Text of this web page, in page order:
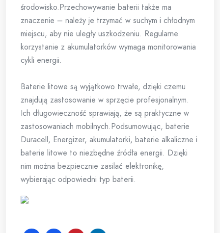
środowisko.Przechowywanie baterii także ma
znaczenie – należy je trzymać w suchym i chłodnym
miejscu, aby nie uległy uszkodzeniu. Regularne
korzystanie z akumulatorków wymaga monitorowania
cykli energii.
Baterie litowe są wyjątkowo trwałe, dzięki czemu
znajdują zastosowanie w sprzęcie profesjonalnym.
Ich długowieczność sprawiają, że są praktyczne w
zastosowaniach mobilnych.Podsumowując, baterie
Duracell, Energizer, akumulatorki, baterie alkaliczne i
baterie litowe to niezbędne źródła energii. Dzięki
nim można bezpiecznie zasilać elektronikę,
wybierając odpowiedni typ baterii.